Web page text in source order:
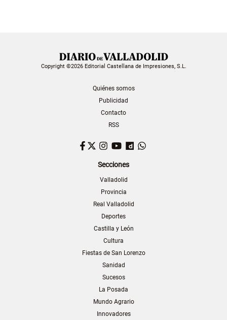
Copyright ©2026 Editorial Castellana de Impresiones, S.L.
Quiénes somos
Publicidad
Contacto
RSS
Facebook
TwitterInstagram
YouTubeDailymotion
Secciones
Valladolid
Provincia
Real Valladolid
Deportes
Castilla y León
Cultura
Fiestas de San Lorenzo
Sanidad
Sucesos
La Posada
Mundo Agrario
Innovadores